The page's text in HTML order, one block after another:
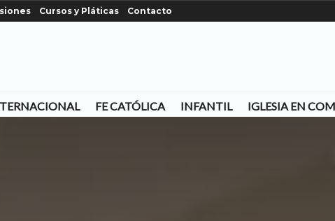
Cursos y Pláticas Contacto
FE CATÓLICA INFANTIL IGLESIA EN